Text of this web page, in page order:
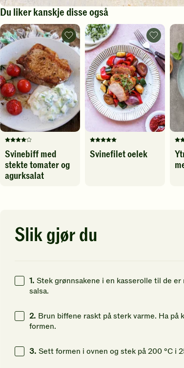
Du liker kanskje disse også
Denne
oppskriften
har
fått
Klikk
vurdering.
Svinebiff med
stekte tomater og
agurksalat
Svinebiff
med
stekte
tomater
og
agurksalat
-
legg
til
favoritter
Denne
oppskriften
for
vurdering.
Svinefilet oelek
Svinefilet
oelek
-
legg
til
favoritter
Slik gjør du
1. Stek grønnsakene i en kasserolle til de
salsa.
2. Brun biffene raskt på sterk varme. Ha på
formen.
3. Sett formen i ovnen og stek på 200 °C i